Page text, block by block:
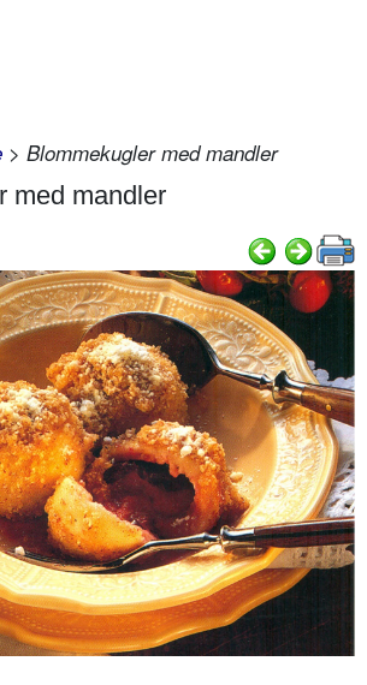
> Blommekugler med mandler
med mandler